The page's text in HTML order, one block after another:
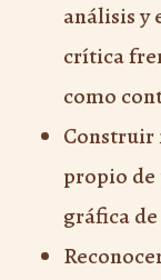
análisis y
crítica
como
propio
gráfica